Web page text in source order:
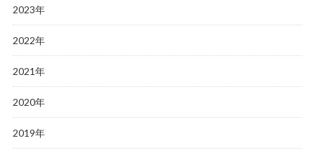
2023年
2022年
2021年
2020年
2019年